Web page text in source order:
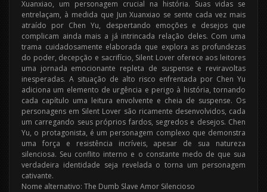
Xuanxiao, um personagem crucial na história. Suas vidas se
entrelaçam, à medida que Jun Xuanxiao se sente cada vez mais
atraído por Chen Yu, despertando emoções e desejos que
complicam ainda mais a já intrincada relação deles. Com uma
trama cuidadosamente elaborada que explora as profundezas
do poder, decepção e sacrifício, Silent Lover oferece aos leitores
uma jornada emocionante repleta de suspense e reviravoltas
inesperadas. A situação de alto risco enfrentada por Chen Yu
adiciona um elemento de urgência e perigo à história, tornando
cada capítulo uma leitura envolvente e cheia de suspense. Os
personagens em Silent Lover são ricamente desenvolvidos, cada
um carregando seus próprios fardos, segredos e desejos. Chen
Yu, o protagonista, é um personagem complexo que demonstra
uma força e resistência incríveis, apesar de sua natureza
silenciosa. Seu conflito interno e o constante medo de que sua
verdadeira identidade seja revelada o torna um personagem
cativante.
Nome alternativo: The Dumb Slave Amor Silencioso